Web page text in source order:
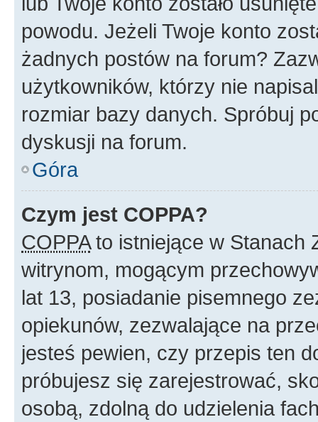
powodu. Jeżeli Twoje konto
żadnych postów na forum?
użytkowników, którzy nie
rozmiar bazy danych. Spróbuj
dyskusji na forum.
Góra
Czym jest COPPA?
COPPAto istniejące w Stanach
witrynom, mogącym
lat 13, posiadanie pisemnego
opiekunów, zezwalające na
jesteś pewien, czy przepis ten
próbujesz się zarejestrować,
osobą, zdolną do udzielenia